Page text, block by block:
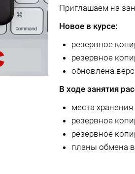
Приглашаем на
Новое в курсе:
резервное
резервное
обновлена
В ходе занятия
места
резервное
резервное
планы обмена